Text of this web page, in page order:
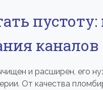
каналов
и расширен, его
От качества